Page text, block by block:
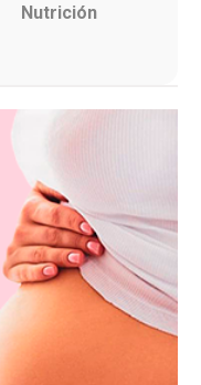
Nutrición